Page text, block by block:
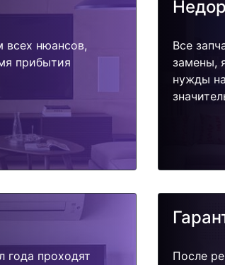
нюансов,
прибытия
Все
замены,
нужды
года проходят
После